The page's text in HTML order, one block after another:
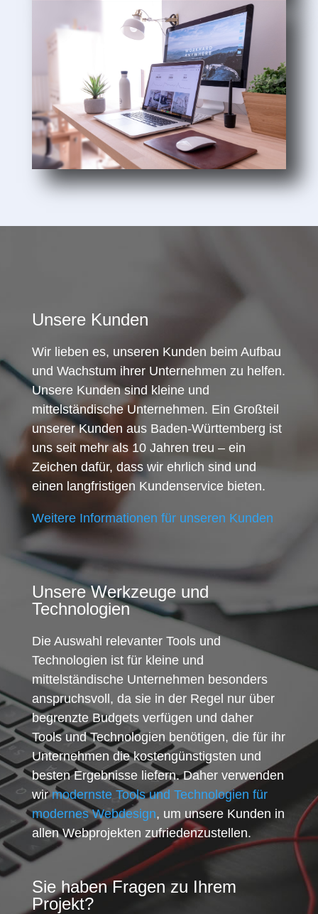
Unsere Kunden
Wir lieben es, unseren Kunden beim Aufbau
und Wachstum ihrer Unternehmen zu helfen.
Unsere Kunden sind kleine und
mittelständische Unternehmen. Ein Großteil
unserer Kunden aus Baden-Württemberg ist
uns seit mehr als 10 Jahren treu – ein
Zeichen dafür, dass wir ehrlich sind und
einen langfristigen Kundenservice bieten.
Weitere Informationen für unseren Kunden
Unsere Werkzeuge und
Technologien
Die Auswahl relevanter Tools und
Technologien ist für kleine und
mittelständische Unternehmen besonders
anspruchsvoll, da sie in der Regel nur über
begrenzte Budgets verfügen und daher
Tools und Technologien benötigen, die für ihr
Unternehmen die kostengünstigsten und
besten Ergebnisse liefern. Daher verwenden
wirmodernste Tools und Technologien für
modernes Webdesign, um unsere Kunden in
allen Webprojekten zufriedenzustellen.
Sie haben Fragen zu Ihrem
Projekt?